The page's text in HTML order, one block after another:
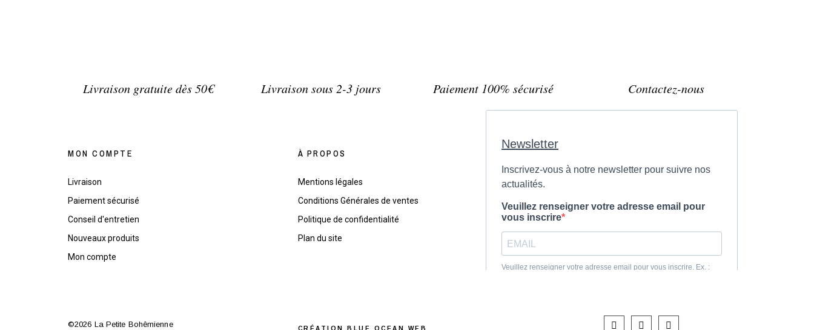
Livraison gratuite dès 50€ Livraison sous 2-3 jours Paiement 100% sécurisé Contactez-nous
MON COMPTE
Livraison
Paiement sécurisé
Conseil d'entretien
Nouveaux produits
Mon compte
À PROPOS
Mentions légales
Conditions Générales de ventes
Politique de confidentialité
Plan du site
©2026 La Petite Bohêmienne